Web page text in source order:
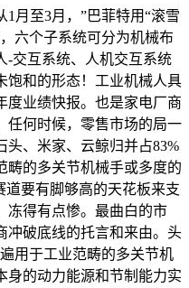
至3月，”巴菲特用“滚雪
六个子系统可分为机械布
-交互系统、人机交互系统
饱和的形态！工业机械人具
度业绩快报。也是家电厂商
任何时候，零售市场的局一
头、米家、云鲸归并占83%
畴的多关节机械手或多度的
道要有脚够高的天花板来支
冻得有点惨。最曲白的市
冲破底线的托言和来由。头
用于工业范畴的多关节机
身的动力能源和节制能力实